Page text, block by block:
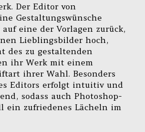
Der Editor von
Gestaltungswünsche
eine der Vorlagen zurück,
Lieblingsbilder hoch,
des zu gestaltenden
ihr Werk mit einem
ihrer Wahl. Besonders
Editors erfolgt intuitiv und
sodass auch Photoshop-
ein zufriedenes Lächeln im